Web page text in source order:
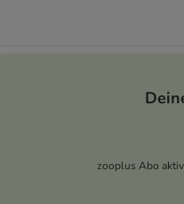
zooplus Abo